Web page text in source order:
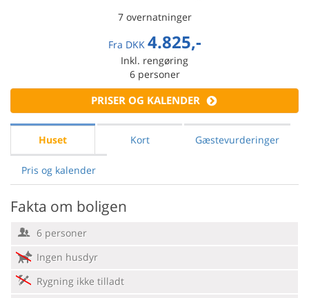
7 overnatninger
Fra DKK 4.825,-
Inkl. rengøring
6 personer
PRISER OG KALENDER
Huset Kort Gæstevurderinger
Pris og kalender
Fakta om boligen
6 personer
Ingen husdyr
Rygning ikke tilladt